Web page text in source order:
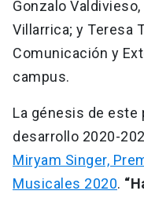
Gonzalo
Villarrica; y Teresa
Comunicación y
campus.
La génesis de este
desarrollo 2020-
Miryam Singer,
Musicales 2020.